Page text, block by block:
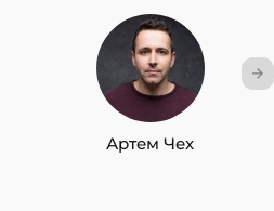
Артем Чех